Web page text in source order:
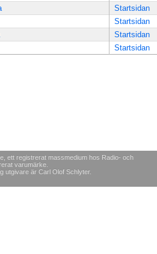
Startsidan
Startsidan
Startsidan
Startsidan
ett registrerat massmedium hos Radio- och
varumärke.
utgivare är Carl Olof Schlyter.